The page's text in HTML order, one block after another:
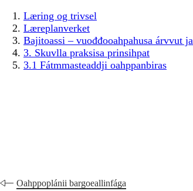
Læring og trivsel
Læreplanverket
Bajitoassi – vuođđooahpahusa árvvut
3. Skuvlla praksisa prinsihpat
3.1 Fátmmasteaddji oahppanbiras
Oahppoplánii bargoeallinfága